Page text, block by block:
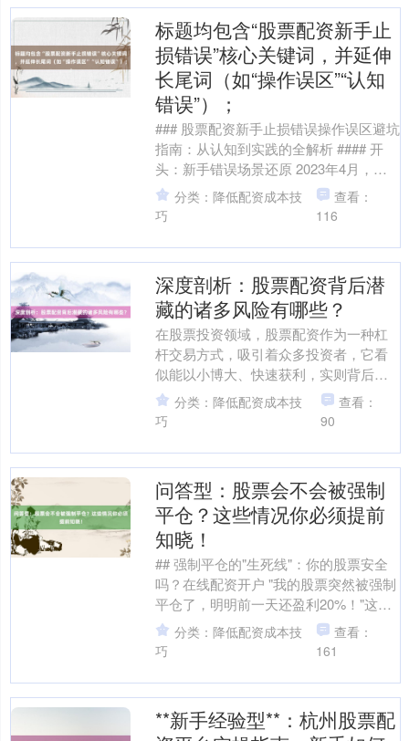
标题均包含“股票配资新手止
损错误”核心关键词，并延伸
长尾词（如“操作误区”“认知
错误”）；
### 股票配资新手止损错误操作误区避坑
指南：从认知到实践的全解析 #### 开
头：新手错误场景还原 2023年4月，新
手股民小张在某配资平台以1:5杠杆买入
某....
分类：降低配资成本技
巧
查看：
116
深度剖析：股票配资背后潜
藏的诸多风险有哪些？
在股票投资领域，股票配资作为一种杠
杆交易方式，吸引着众多投资者，它看
似能以小博大、快速获利，实则背后潜
藏着诸多风险，犹如隐藏在平静海面下
的暗礁，随时可能让投资者....
分类：降低配资成本技
巧
查看：
90
问答型：股票会不会被强制
平仓？这些情况你必须提前
知晓！
## 强制平仓的"生死线"：你的股票安全
吗？在线配资开户 "我的股票突然被强制
平仓了，明明前一天还盈利20%！"这是
某投资论坛上一位股民的哭诉。在股市
波动加剧的....
分类：降低配资成本技
巧
查看：
161
**新手经验型**：杭州股票配